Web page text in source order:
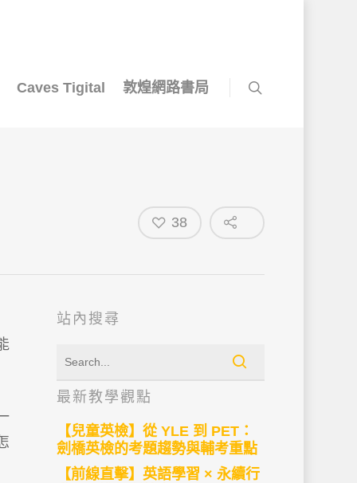
Caves Tigital 敦煌網路書局
38
站內搜尋
最新教學觀點
【兒童英檢】從 YLE 到 PET：
劍橋英檢的考題趨勢與輔考重點
【前線直擊】英語學習 × 永續行